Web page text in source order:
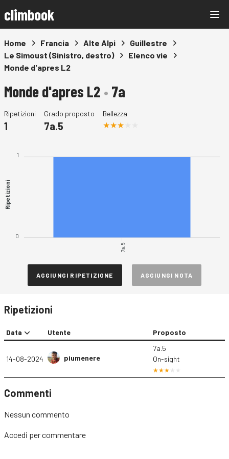
climbook
Home Francia Alte Alpi
Guillestre
Le Simoust (Sinistro, destro)
Elenco vie
Monde d'apres L2
Monde d'apres L2 • 7a
Ripetizioni
1
Grado proposto
7a.5
Bellezza
1
0
Ripetizioni
7a.5
AGGIUNGI RIPETIZIONE AGGIUNGI NOTA
Ripetizioni
Data Utente Proposto
14-08-2024 piumenere
7a.5
On-sight
Commenti
Nessun commento
Accedi per commentare